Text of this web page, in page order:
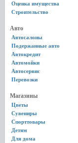
Оценка имущества
Строительство
Авто
Автосалоны
Подержанные авто
Автокредит
Автомойки
Автосервис
Перевозки
Магазины
Цветы
Сувениры
Спорттовары
Детям
Для дома